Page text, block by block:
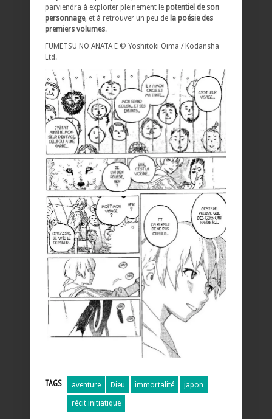
parviendra à exploiter pleinement le potentiel de son
personnage, et à retrouver un peu de la poésie des
premiers volumes.
FUMETSU NO ANATA E © Yoshitoki Oima / Kodansha
Ltd.
TAGS aventure Dieu immortalité japon
récit initiatique